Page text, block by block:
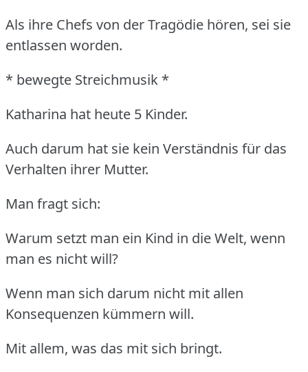
Als ihre Chefs von der Tragödie hören, sei sie
entlassen worden.
* bewegte Streichmusik *
Katharina hat heute 5 Kinder.
Auch darum hat sie kein Verständnis für das
Verhalten ihrer Mutter.
Man fragt sich:
Warum setzt man ein Kind in die Welt, wenn
man es nicht will?
Wenn man sich darum nicht mit allen
Konsequenzen kümmern will.
Mit allem, was das mit sich bringt.